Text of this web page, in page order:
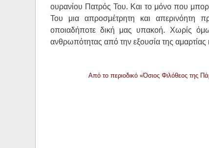
ουρανίου Πατρός Του. Και το μόνο που
Του μια απροσμέτρητη και απερινόητη
οποιαδήποτε δική μας υπακοή. Χωρίς
ανθρωπότητας από την εξουσία της αμαρτίας
Από το περιοδικό «Όσιος Φιλόθεος της